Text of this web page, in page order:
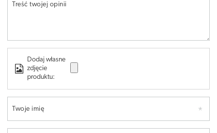
Treść twojej opinii
Dodaj własne
zdjęcie
produktu:
Twoje imię